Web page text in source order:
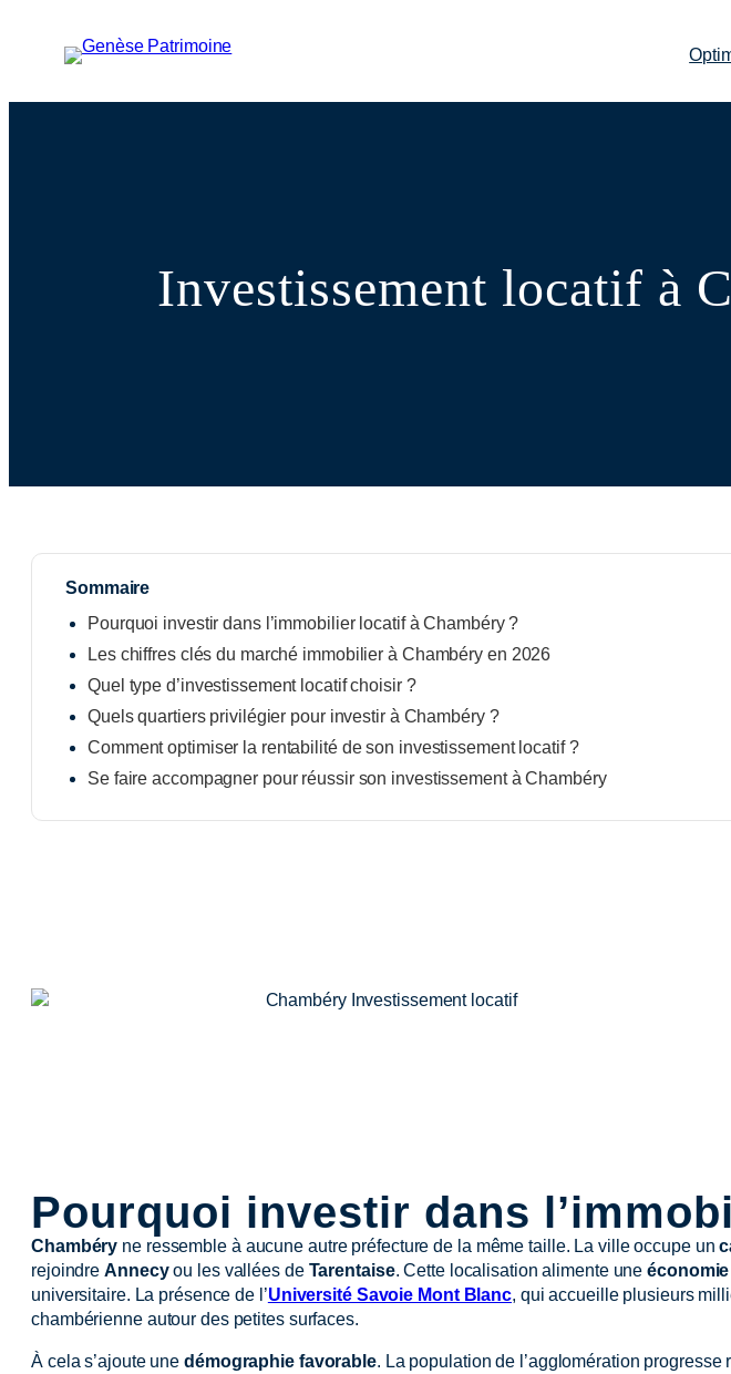
Investissement locatif à
Sommaire
Pourquoi investir dans l’immobilier locatif à Chambéry ?
Les chiffres clés du marché immobilier à Chambéry en 2026
Quel type d’investissement locatif choisir ?
Quels quartiers privilégier pour investir à Chambéry ?
Comment optimiser la rentabilité de son investissement locatif ?
Se faire accompagner pour réussir son investissement à Chambéry
Pourquoi investir dans
Chambéry ne ressemble à aucune autre préfecture de la même taille. La ville occupe un
rejoindre Annecyou les vallées de Tarentaise. Cette localisation alimente une
universitaire. La présence de l’Université Savoie Mont Blanc, qui accueille plusieurs
chambérienne autour des petites surfaces.
À cela s’ajoute une démographie favorable. La population de l’agglomération progresse